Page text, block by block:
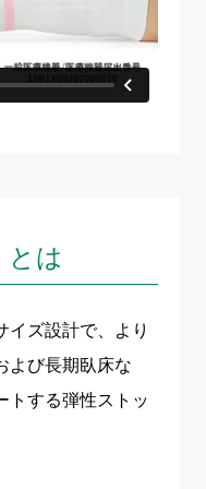
は
イズ設計で、より
よび長期臥床な
トする弾性ストッ